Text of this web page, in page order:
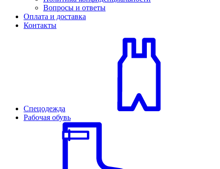
Вопросы и ответы
Оплата и доставка
Контакты
Спецодежда
Рабочая обувь